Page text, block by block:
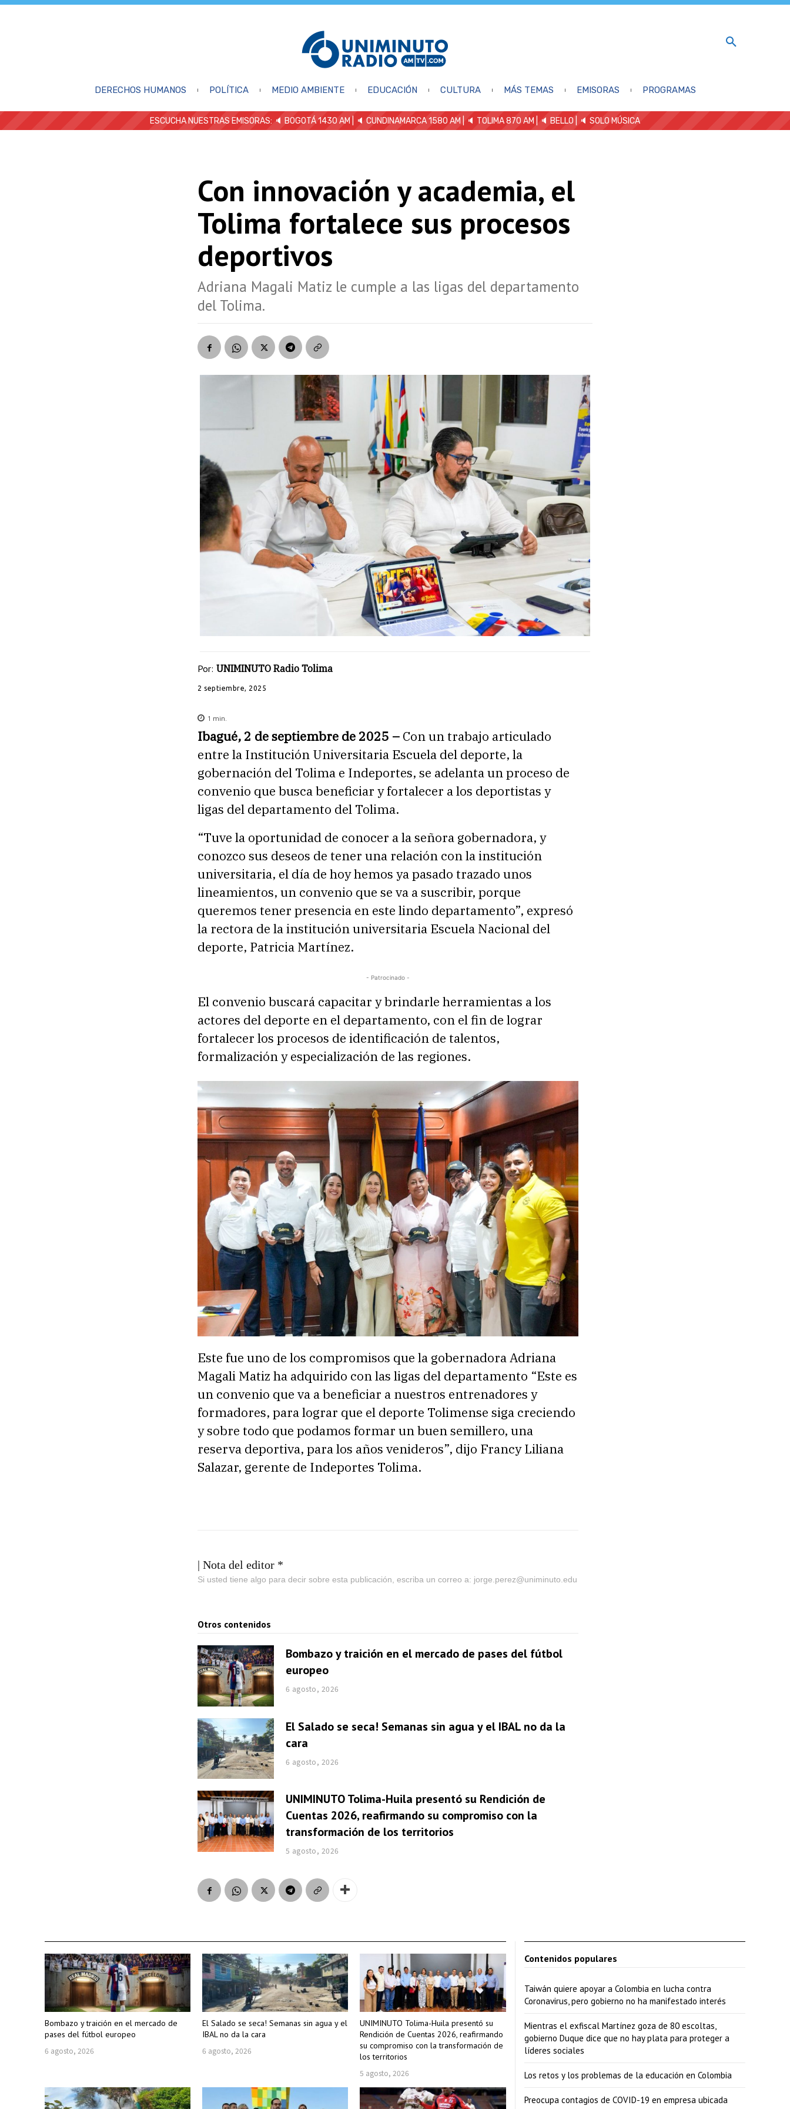
DERECHOS HUMANOS POLÍTICA MEDIO AMBIENTE EDUCACIÓN CULTURA MÁS TEMAS EMISORAS PROGRAMAS
ESCUCHA NUESTRAS EMISORAS: 🔈 BOGOTÁ 1430 AM | 🔈 CUNDINAMARCA 1580 AM | 🔈 TOLIMA 870 AM | 🔈 BELLO 🔈 SOLO MÚSICA
Con innovación y academia, el
Tolima fortalece sus procesos
deportivos
Adriana Magali Matiz le cumple a las ligas del departamento
del Tolima.
Por: UNIMINUTO Radio Tolima
2 septiembre, 2025
1 min.
Ibagué, 2 de septiembre de 2025 – Con un trabajo articulado
entre la Institución Universitaria Escuela del deporte, la
gobernación del Tolima e Indeportes, se adelanta un proceso de
convenio que busca beneficiar y fortalecer a los deportistas y
ligas del departamento del Tolima.
“Tuve la oportunidad de conocer a la señora gobernadora, y
conozco sus deseos de tener una relación con la institución
universitaria, el día de hoy hemos ya pasado trazado unos
lineamientos, un convenio que se va a suscribir, porque
queremos tener presencia en este lindo departamento”, expresó
la rectora de la institución universitaria Escuela Nacional del
deporte, Patricia Martínez.
- Patrocinado -
El convenio buscará capacitar y brindarle herramientas a los
actores del deporte en el departamento, con el fin de lograr
fortalecer los procesos de identificación de talentos,
formalización y especialización de las regiones.
Este fue uno de los compromisos que la gobernadora Adriana
Magali Matiz ha adquirido con las ligas del departamento “Este es
un convenio que va a beneficiar a nuestros entrenadores y
formadores, para lograr que el deporte Tolimense siga creciendo
y sobre todo que podamos formar un buen semillero, una
reserva deportiva, para los años venideros”, dijo Francy Liliana
Salazar, gerente de Indeportes Tolima.
| Nota del editor *
Si usted tiene algo para decir sobre esta publicación, escriba un correo a: jorge.perez@uniminuto.edu
Otros contenidos
Bombazo y traición en el mercado de pases del fútbol
europeo
6 agosto, 2026
El Salado se seca! Semanas sin agua y el IBAL no da la
cara
6 agosto, 2026
UNIMINUTO Tolima-Huila presentó su Rendición de
Cuentas 2026, reafirmando su compromiso con la
transformación de los territorios
5 agosto, 2026
Bombazo y traición en el mercado de
pases del fútbol europeo
6 agosto, 2026
El Salado se seca! Semanas sin agua y el
IBAL no da la cara
6 agosto, 2026
UNIMINUTO Tolima-Huila presentó su
Rendición de Cuentas 2026, reafirmando
su compromiso con la transformación de
los territorios
5 agosto, 2026
Contenidos populares
Taiwán quiere apoyar a Colombia en lucha contra
Coronavirus, pero gobierno no ha manifestado interés
Mientras el exfiscal Martínez goza de 80 escoltas,
gobierno Duque dice que no hay plata para proteger a
líderes sociales
Los retos y los problemas de la educación en Colombia
Preocupa contagios de COVID-19 en empresa ubicada